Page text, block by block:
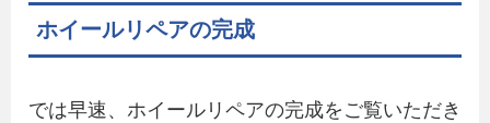
ホイールリペアの完成
では早速、ホイールリペアの完成をご覧いただき